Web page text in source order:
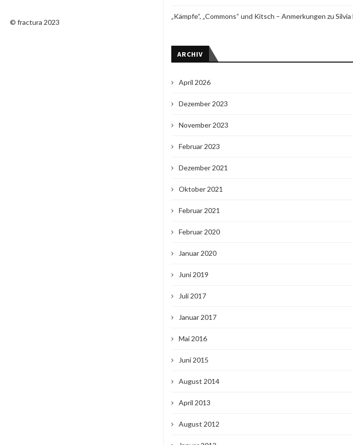
© fractura 2023
„Kämpfe“, „Commons“ und Kitsch – Anmerkungen zu
ARCHIV
April 2026
Dezember 2023
November 2023
Februar 2023
Dezember 2021
Oktober 2021
Februar 2021
Februar 2020
Januar 2020
Juni 2019
Juli 2017
Januar 2017
Mai 2016
Juni 2015
August 2014
April 2013
August 2012